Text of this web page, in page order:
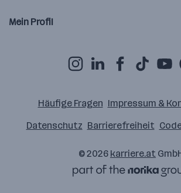
Mein Profil
Häufige Fragen Impressum &
Datenschutz Barrierefreiheit
© 2026 karriere.at